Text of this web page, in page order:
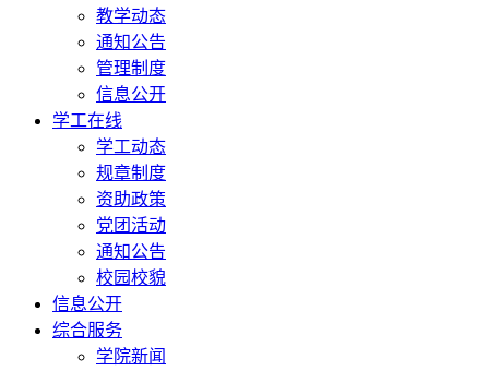
教学动态
通知公告
管理制度
信息公开
学工在线
学工动态
规章制度
资助政策
党团活动
通知公告
校园校貌
信息公开
综合服务
学院新闻